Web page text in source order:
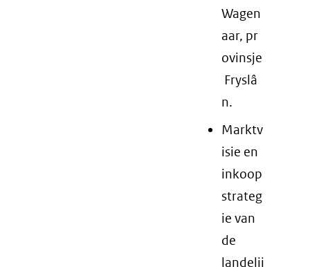
Wagen
aar, pr
ovinsje
Fryslâ
n.
Marktv
isie en
inkoop
strateg
ie van
de
landelij